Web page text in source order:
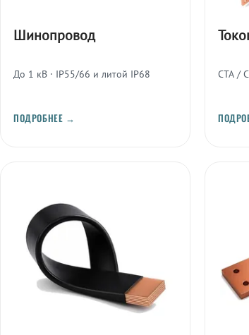
Шинопровод
До 1 кВ · IP55/66 и литой IP68
ПОДРОБНЕЕ →
СТА /